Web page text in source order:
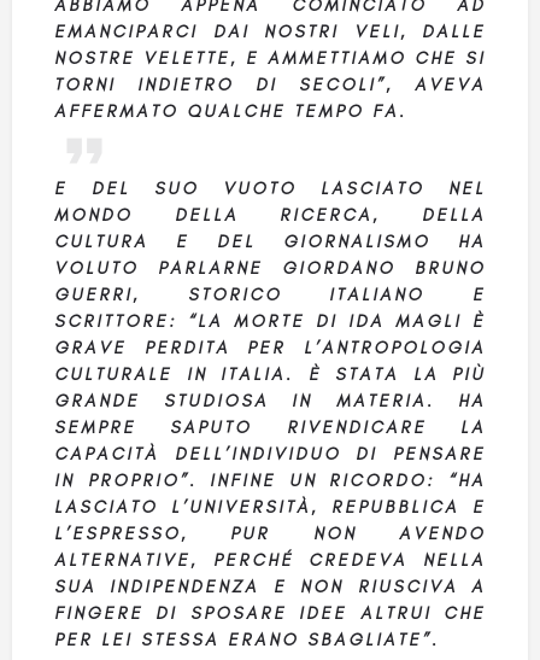
ABBIAMO APPENA COMINCIATO AD
EMANCIPARCI DAI NOSTRI VELI, DALLE
NOSTRE VELETTE, E AMMETTIAMO CHE SI
TORNI INDIETRO DI SECOLI”, AVEVA
AFFERMATO QUALCHE TEMPO FA.
E DEL SUO VUOTO LASCIATO NEL
MONDO DELLA RICERCA, DELLA
CULTURA E DEL GIORNALISMO HA
VOLUTO PARLARNE GIORDANO BRUNO
GUERRI, STORICO ITALIANO E
SCRITTORE: “LA MORTE DI IDA MAGLI È
GRAVE PERDITA PER L’ANTROPOLOGIA
CULTURALE IN ITALIA. È STATA LA PIÙ
GRANDE STUDIOSA IN MATERIA. HA
SEMPRE SAPUTO RIVENDICARE LA
CAPACITÀ DELL’INDIVIDUO DI PENSARE
IN PROPRIO”. INFINE UN RICORDO: “HA
LASCIATO L’UNIVERSITÀ, REPUBBLICA E
L’ESPRESSO, PUR NON AVENDO
ALTERNATIVE, PERCHÉ CREDEVA NELLA
SUA INDIPENDENZA E NON RIUSCIVA A
FINGERE DI SPOSARE IDEE ALTRUI CHE
PER LEI STESSA ERANO SBAGLIATE”.